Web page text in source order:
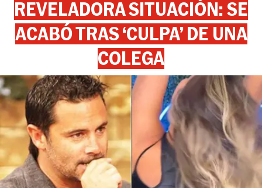
REVELADORA SITUACIÓN: SE
ACABÓ TRAS ‘CULPA’ DE UNA
COLEGA